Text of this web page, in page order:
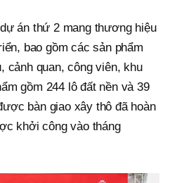
án thứ 2 mang thương hiệu
bao gồm các sản phẩm
cảnh quan, công viên, khu
gồm 244 lô đất nền và 39
bàn giao xây thô đã hoàn
khởi công vào tháng